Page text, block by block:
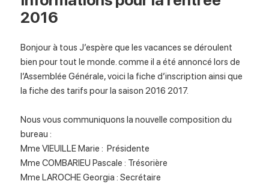
2016
Bonjour à tous J’espère que les vacances se déroulent
bien pour tout le monde. comme il a été annoncé lors de
l’Assemblée Générale, voici la fiche d’inscription ainsi que
la fiche des tarifs pour la saison 2016 2017.
Nous vous communiquons la nouvelle composition du
bureau :
Mme VIEUILLE Marie : Présidente
Mme COMBARIEU Pascale : Trésorière
Mme LAROCHE Georgia : Secrétaire